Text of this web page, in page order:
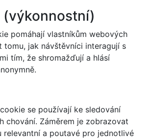
pomáhají vlastníkům webových
tomu, jak návštěvníci interagují s
tím, že shromažďují a hlásí
se používají ke sledování
chování. Záměrem je zobrazovat
relevantní a poutavé pro jednotlivé